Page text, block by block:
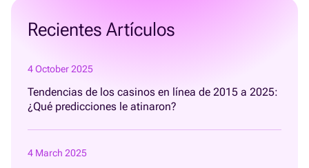
Recientes Artículos
4 October 2025
Tendencias de los casinos en línea de 2015 a 2025:
¿Qué predicciones le atinaron?
4 March 2025